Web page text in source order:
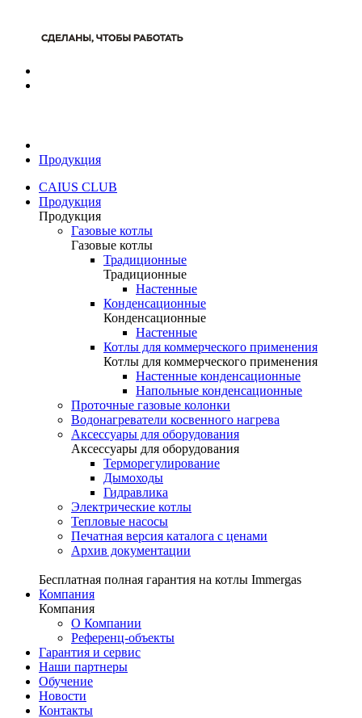
Продукция
CAIUS CLUB
Продукция
Продукция
Газовые котлы
Газовые котлы
Традиционные
Традиционные
Настенные
Конденсационные
Конденсационные
Настенные
Котлы для коммерческого применения
Котлы для коммерческого применения
Настенные конденсационные
Напольные конденсационные
Проточные газовые колонки
Водонагреватели косвенного нагрева
Аксессуары для оборудования
Аксессуары для оборудования
Терморегулирование
Дымоходы
Гидравлика
Электрические котлы
Тепловые насосы
Печатная версия каталога с ценами
Архив документации
Бесплатная полная гарантия на котлы Immergas
Компания
Компания
О Компании
Референц-объекты
Гарантия и сервис
Наши партнеры
Обучение
Новости
Контакты